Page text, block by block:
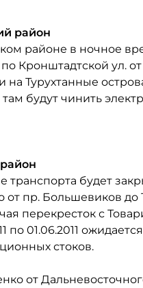
район
районе в ночное
по Кронштадтской ул.
на Турухтанные
там будут чинить
транспорта будет
от пр. Большевиков до
перекресток с
по 01.06.2011
стоков.
от